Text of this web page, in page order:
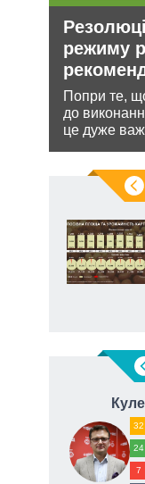
режиму
Попри те,
до
це дуже
32
24
7